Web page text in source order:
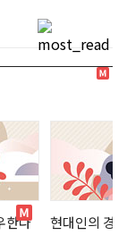
한다 현대인의 경